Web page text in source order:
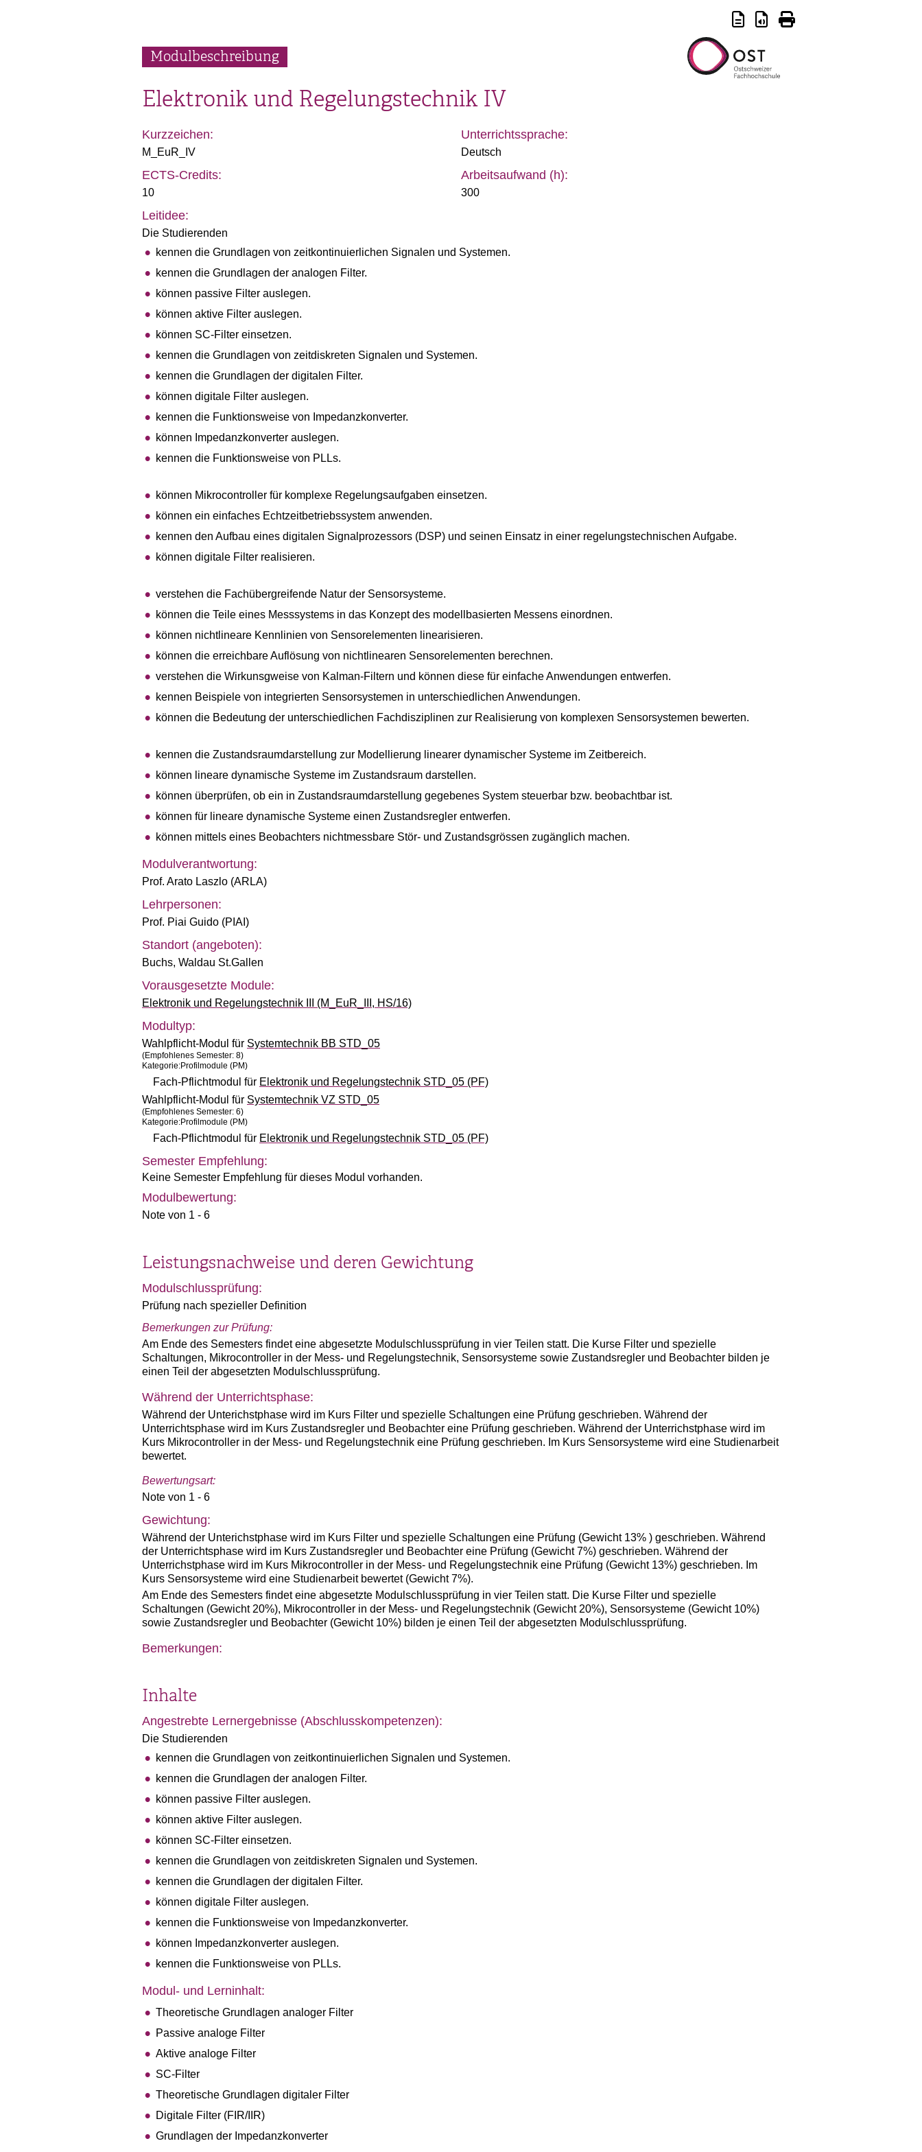
Modulbeschreibung
Elektronik und Regelungstechnik IV
Kurzzeichen:
M_EuR_IV
Unterrichtssprache:
Deutsch
ECTS-Credits:
10
Arbeitsaufwand (h):
300
Leitidee:
Die Studierenden
kennen die Grundlagen von zeitkontinuierlichen Signalen und Systemen.
kennen die Grundlagen der analogen Filter.
können passive Filter auslegen.
können aktive Filter auslegen.
können SC-Filter einsetzen.
kennen die Grundlagen von zeitdiskreten Signalen und Systemen.
kennen die Grundlagen der digitalen Filter.
können digitale Filter auslegen.
kennen die Funktionsweise von Impedanzkonverter.
können Impedanzkonverter auslegen.
kennen die Funktionsweise von PLLs.
können Mikrocontroller für komplexe Regelungsaufgaben einsetzen.
können ein einfaches Echtzeitbetriebssystem anwenden.
kennen den Aufbau eines digitalen Signalprozessors (DSP) und seinen Einsatz in einer regelungstechnischen Aufgabe.
können digitale Filter realisieren.
verstehen die Fachübergreifende Natur der Sensorsysteme.
können die Teile eines Messsystems in das Konzept des modellbasierten Messens einordnen.
können nichtlineare Kennlinien von Sensorelementen linearisieren.
können die erreichbare Auflösung von nichtlinearen Sensorelementen berechnen.
verstehen die Wirkunsgweise von Kalman-Filtern und können diese für einfache Anwendungen entwerfen.
kennen Beispiele von integrierten Sensorsystemen in unterschiedlichen Anwendungen.
können die Bedeutung der unterschiedlichen Fachdisziplinen zur Realisierung von komplexen Sensorsystemen bewerten.
kennen die Zustandsraumdarstellung zur Modellierung linearer dynamischer Systeme im Zeitbereich.
können lineare dynamische Systeme im Zustandsraum darstellen.
können überprüfen, ob ein in Zustandsraumdarstellung gegebenes System steuerbar bzw. beobachtbar ist.
können für lineare dynamische Systeme einen Zustandsregler entwerfen.
können mittels eines Beobachters nichtmessbare Stör- und Zustandsgrössen zugänglich machen.
Modulverantwortung:
Prof. Arato Laszlo (ARLA)
Lehrpersonen:
Prof. Piai Guido (PIAI)
Standort (angeboten):
Buchs, Waldau St.Gallen
Vorausgesetzte Module:
Elektronik und Regelungstechnik III (M_EuR_III, HS/16)
Modultyp:
Wahlpflicht-Modul für Systemtechnik BB STD_05
(Empfohlenes Semester: 8)
Kategorie:Profilmodule (PM)
Fach-Pflichtmodul für Elektronik und Regelungstechnik STD_05 (PF)
Wahlpflicht-Modul für Systemtechnik VZ STD_05
(Empfohlenes Semester: 6)
Kategorie:Profilmodule (PM)
Fach-Pflichtmodul für Elektronik und Regelungstechnik STD_05 (PF)
Semester Empfehlung:
Keine Semester Empfehlung für dieses Modul vorhanden.
Modulbewertung:
Note von 1 - 6
Leistungsnachweise und deren Gewichtung
Modulschlussprüfung:
Prüfung nach spezieller Definition
Bemerkungen zur Prüfung:
Am Ende des Semesters findet eine abgesetzte Modulschlussprüfung in vier Teilen statt. Die Kurse Filter und spezielle
Schaltungen, Mikrocontroller in der Mess- und Regelungstechnik, Sensorsysteme sowie Zustandsregler und Beobachter bilden je
einen Teil der abgesetzten Modulschlussprüfung.
Während der Unterrichtsphase:
Während der Unterichstphase wird im Kurs Filter und spezielle Schaltungen eine Prüfung geschrieben. Während der
Unterrichtsphase wird im Kurs Zustandsregler und Beobachter eine Prüfung geschrieben. Während der Unterrichstphase wird im
Kurs Mikrocontroller in der Mess- und Regelungstechnik eine Prüfung geschrieben. Im Kurs Sensorsysteme wird eine Studienarbeit
bewertet.
Bewertungsart:
Note von 1 - 6
Gewichtung:
Während der Unterichstphase wird im Kurs Filter und spezielle Schaltungen eine Prüfung (Gewicht 13% ) geschrieben. Während
der Unterrichtsphase wird im Kurs Zustandsregler und Beobachter eine Prüfung (Gewicht 7%) geschrieben. Während der
Unterrichstphase wird im Kurs Mikrocontroller in der Mess- und Regelungstechnik eine Prüfung (Gewicht 13%) geschrieben. Im
Kurs Sensorsysteme wird eine Studienarbeit bewertet (Gewicht 7%).
Am Ende des Semesters findet eine abgesetzte Modulschlussprüfung in vier Teilen statt. Die Kurse Filter und spezielle
Schaltungen (Gewicht 20%), Mikrocontroller in der Mess- und Regelungstechnik (Gewicht 20%), Sensorsysteme (Gewicht 10%)
sowie Zustandsregler und Beobachter (Gewicht 10%) bilden je einen Teil der abgesetzten Modulschlussprüfung.
Bemerkungen:
Inhalte
Angestrebte Lernergebnisse (Abschlusskompetenzen):
Die Studierenden
kennen die Grundlagen von zeitkontinuierlichen Signalen und Systemen.
kennen die Grundlagen der analogen Filter.
können passive Filter auslegen.
können aktive Filter auslegen.
können SC-Filter einsetzen.
kennen die Grundlagen von zeitdiskreten Signalen und Systemen.
kennen die Grundlagen der digitalen Filter.
können digitale Filter auslegen.
kennen die Funktionsweise von Impedanzkonverter.
können Impedanzkonverter auslegen.
kennen die Funktionsweise von PLLs.
Modul- und Lerninhalt:
Theoretische Grundlagen analoger Filter
Passive analoge Filter
Aktive analoge Filter
SC-Filter
Theoretische Grundlagen digitaler Filter
Digitale Filter (FIR/IIR)
Grundlagen der Impedanzkonverter